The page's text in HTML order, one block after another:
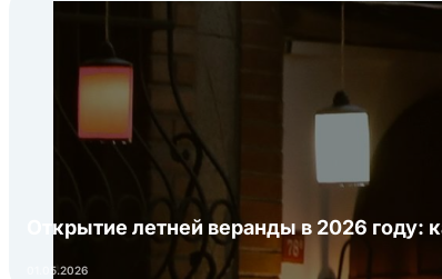
Открытие летней веранды в 2026 году:
01.05.2026